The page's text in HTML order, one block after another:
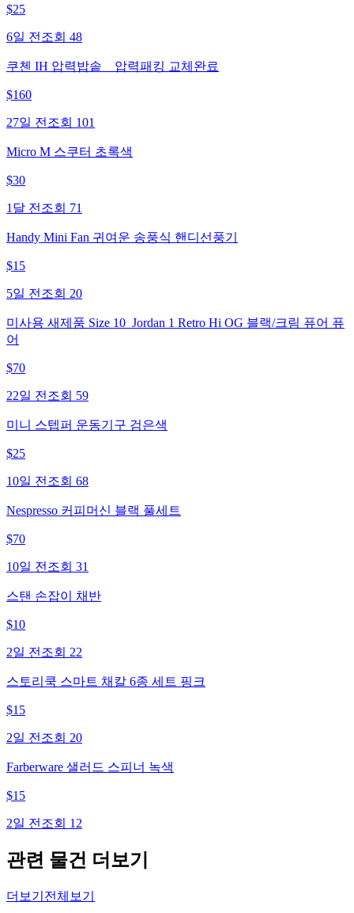
$25
6일 전 조회 48
쿠첸 IH 압력밥솥 _ 압력패킹 교체완료
$160
27일 전 조회 101
Micro M 스쿠터 초록색
$30
1달 전 조회 71
Handy Mini Fan 귀여운 송풍식 핸디선풍기
$15
5일 전 조회 20
미사용 새제품 Size 10_Jordan 1 Retro Hi OG 블랙/크림 퓨어 퓨
어
$70
22일 전 조회 59
미니 스텝퍼 운동기구 검은색
$25
10일 전 조회 68
Nespresso 커피머신 블랙 풀세트
$70
10일 전 조회 31
스탠 손잡이 채반
$10
2일 전 조회 22
스토리쿡 스마트 채칼 6종 세트 핑크
$15
2일 전 조회 20
Farberware 샐러드 스피너 녹색
$15
2일 전 조회 12
관련 물건 더보기
더보기 전체보기